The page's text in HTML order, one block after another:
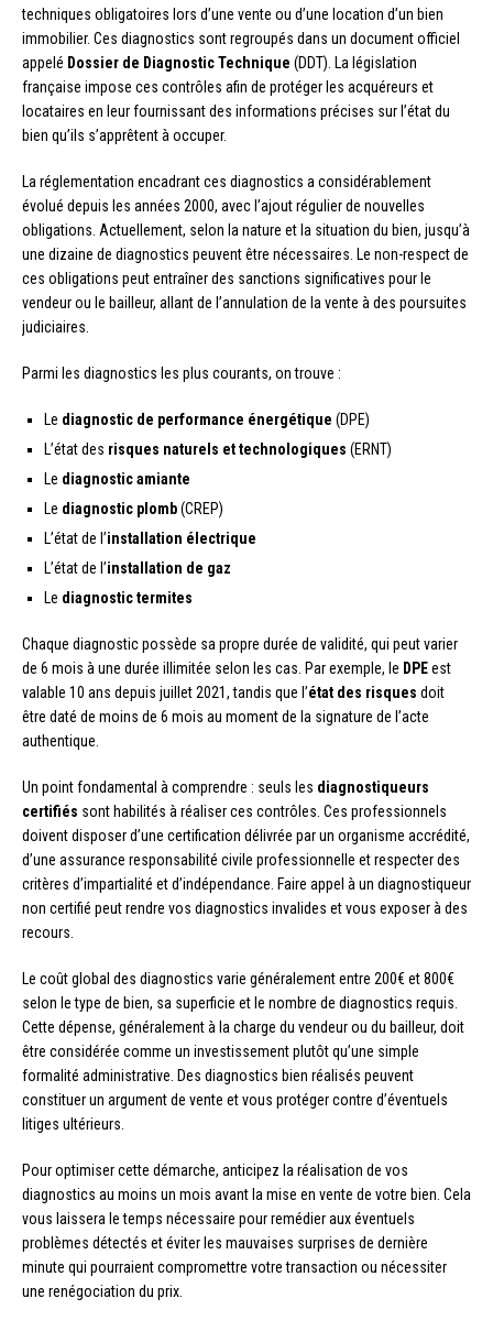
techniques obligatoires lors d’une vente ou d’une location d’un bien
immobilier. Ces diagnostics sont regroupés dans un document officiel
appelé Dossier de Diagnostic Technique (DDT). La législation
française impose ces contrôles afin de protéger les acquéreurs et
locataires en leur fournissant des informations précises sur l’état du
bien qu’ils s’apprêtent à occuper.
La réglementation encadrant ces diagnostics a considérablement
évolué depuis les années 2000, avec l’ajout régulier de nouvelles
obligations. Actuellement, selon la nature et la situation du bien, jusqu’à
une dizaine de diagnostics peuvent être nécessaires. Le non-respect de
ces obligations peut entraîner des sanctions significatives pour le
vendeur ou le bailleur, allant de l’annulation de la vente à des poursuites
judiciaires.
Parmi les diagnostics les plus courants, on trouve :
Le diagnostic de performance énergétique (DPE)
L’état des risques naturels et technologiques (ERNT)
Le diagnostic amiante
Le diagnostic plomb(CREP)
L’état de l’installation électrique
L’état de l’installation de gaz
Le diagnostic termites
Chaque diagnostic possède sa propre durée de validité, qui peut varier
de 6 mois à une durée illimitée selon les cas. Par exemple, le DPEest
valable 10 ans depuis juillet 2021, tandis que l’état des risques doit
être daté de moins de 6 mois au moment de la signature de l’acte
authentique.
Un point fondamental à comprendre : seuls les diagnostiqueurs
certifiés sont habilités à réaliser ces contrôles. Ces professionnels
doivent disposer d’une certification délivrée par un organisme accrédité,
d’une assurance responsabilité civile professionnelle et respecter des
critères d’impartialité et d’indépendance. Faire appel à un diagnostiqueur
non certifié peut rendre vos diagnostics invalides et vous exposer à des
recours.
Le coût global des diagnostics varie généralement entre 200€ et 800€
selon le type de bien, sa superficie et le nombre de diagnostics requis.
Cette dépense, généralement à la charge du vendeur ou du bailleur, doit
être considérée comme un investissement plutôt qu’une simple
formalité administrative. Des diagnostics bien réalisés peuvent
constituer un argument de vente et vous protéger contre d’éventuels
litiges ultérieurs.
Pour optimiser cette démarche, anticipez la réalisation de vos
diagnostics au moins un mois avant la mise en vente de votre bien. Cela
vous laissera le temps nécessaire pour remédier aux éventuels
problèmes détectés et éviter les mauvaises surprises de dernière
minute qui pourraient compromettre votre transaction ou nécessiter
une renégociation du prix.